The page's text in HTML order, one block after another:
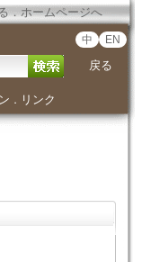
．ホームページへ
中 EN
戻る
． リンク